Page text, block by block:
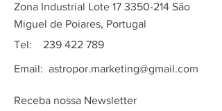
Zona Industrial Lote 17 3350-214 São
Miguel de Poiares, Portugal
Tel: 239 422 789
Email: astropor.marketing@gmail.com
Receba nossa Newsletter